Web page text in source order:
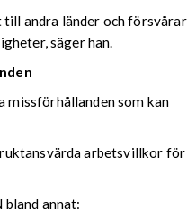
andra länder och försvårar
säger han.
missförhållanden som kan
arbetsvillkor för
annat: